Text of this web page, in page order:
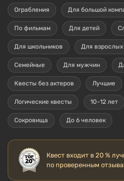
Ограбления Для большой
По фильмам Для детей
Для школьников Для взрослых
Семейные Для мужчин
Квесты без актеров Лучшие
Логические квесты 10-12 лет
Сокровища До 6 человек
Квест входит в 20 %
по проверенным